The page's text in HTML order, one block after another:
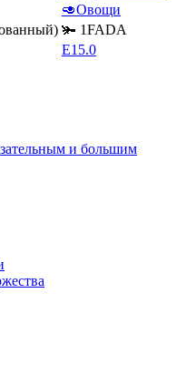
🥑Овощи
🫚 1FADA
E15.0
и большим